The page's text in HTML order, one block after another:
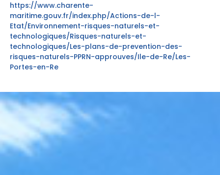
https://www.charente-
maritime.gouv.fr/index.php/Actions-de-l-
Etat/Environnement-risques-naturels-et-
technologiques/Risques-naturels-et-
technologiques/Les-plans-de-prevention-des-
risques-naturels-PPRN-approuves/Ile-de-Re/Les-
Portes-en-Re